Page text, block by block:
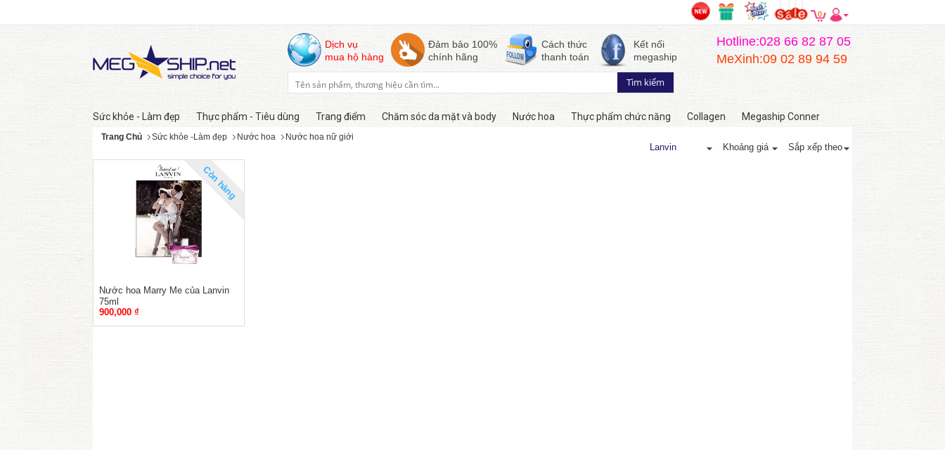
0
Dịch vụ
mua hộ hàng
Đảm bảo 100%
chính hãng
Cách thức
thanh toán
Kết nối
megaship
Hotline:028 66 82 87 05
MeXinh:09 02 89 94 59
Sức khỏe - Làm đẹp Thực phẩm - Tiêu dùng Trang điểm Chăm sóc da mặt và body Nước hoa Thực phẩm chức năng Collagen Megaship Conner
Trang Chủ Sức khỏe -Làm đẹp Nước hoa Nước hoa nữ giới
Lanvin Khoảng giá Sắp xếp theo
Còn hàng
Nước hoa Marry Me của Lanvin
75ml
900,000 ₫